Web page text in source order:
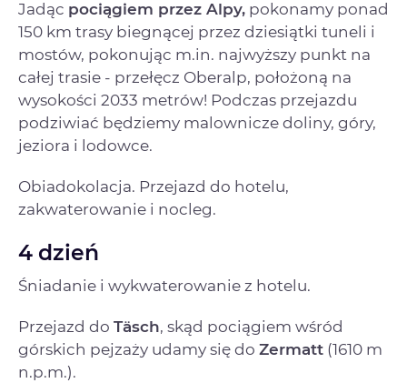
Jadąc pociągiem przez Alpy, pokonamy ponad
150 km trasy biegnącej przez dziesiątki tuneli i
mostów, pokonując m.in. najwyższy punkt na
całej trasie - przełęcz Oberalp, położoną na
wysokości 2033 metrów! Podczas przejazdu
podziwiać będziemy malownicze doliny, góry,
jeziora i lodowce.
Obiadokolacja. Przejazd do hotelu,
zakwaterowanie i nocleg.
4 dzień
Śniadanie i wykwaterowanie z hotelu.
Przejazd do Täsch, skąd pociągiem wśród
górskich pejzaży udamy się do Zermatt (1610 m
n.p.m.).